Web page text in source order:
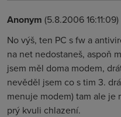
Anonym (5.8.2006 16:11:09)
No výš, ten PC s fw a
na net nedostaneš, aspoň
jsem měl doma modem,
nevěděl jsem co s tim 3.
menuje modem) tam ale je
prý kvuli chlazení.